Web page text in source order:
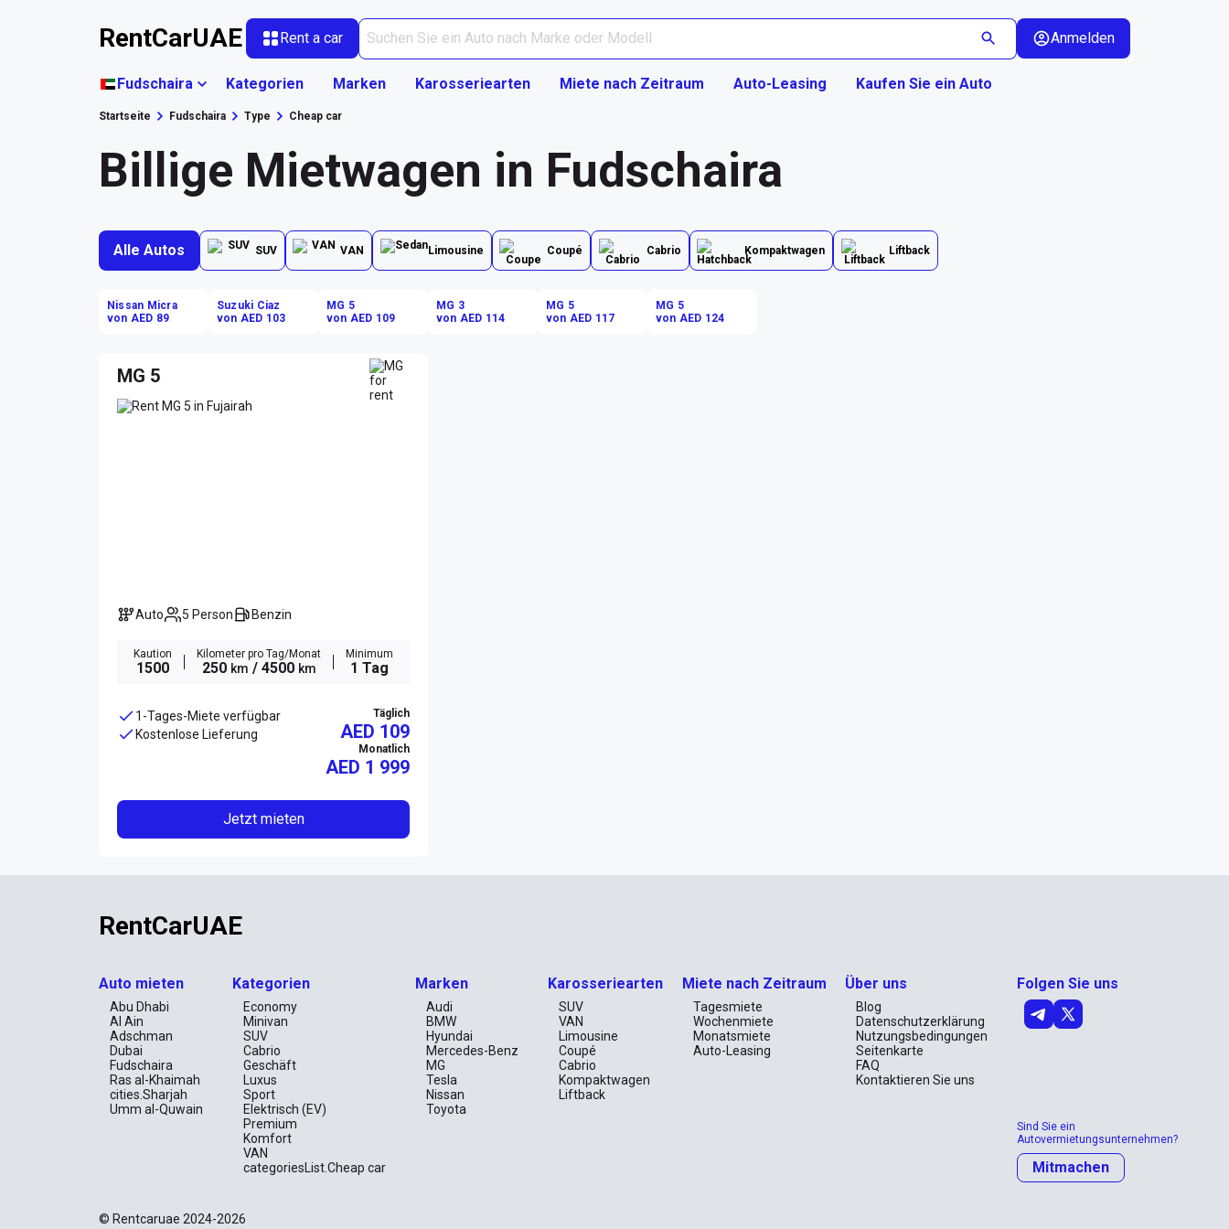
RentCarUAE Rent a car Anmelden
Fudschaira Kategorien Marken Karosseriearten Miete nach Zeitraum Auto-Leasing Kaufen Sie ein Auto
Startseite Fudschaira Type Cheap car
Billige Mietwagen in Fudschaira
Alle Autos SUV VAN Limousine Coupé Cabrio Kompaktwagen Liftback
Nissan Micra
von AED 89
Suzuki Ciaz
von AED 103
MG 5
von AED 109
MG 3
von AED 114
MG 5
von AED 117
MG 5
von AED 124
MG 5
Auto 5 Person Benzin
Kaution
1500
Kilometer pro Tag/Monat
250 km / 4500 km
Minimum
1 Tag
1-Tages-Miete verfügbar
Kostenlose Lieferung
Täglich
AED 109
Monatlich
AED 1 999
Jetzt mieten
RentCarUAE
Auto mieten
Abu Dhabi
Al Ain
Adschman
Dubai
Fudschaira
Ras al-Khaimah
cities.Sharjah
Umm al-Quwain
Kategorien
Economy
Minivan
SUV
Cabrio
Geschäft
Luxus
Sport
Elektrisch (EV)
Premium
Komfort
VAN
categoriesList.Cheap car
Marken
Audi
BMW
Hyundai
Mercedes-Benz
MG
Tesla
Nissan
Toyota
Karosseriearten
SUV
VAN
Limousine
Coupé
Cabrio
Kompaktwagen
Liftback
Miete nach Zeitraum
Tagesmiete
Wochenmiete
Monatsmiete
Auto-Leasing
Über uns
Blog
Datenschutzerklärung
Nutzungsbedingungen
Seitenkarte
FAQ
Kontaktieren Sie uns
Folgen Sie uns
Sind Sie ein
Autovermietungsunternehmen?
Mitmachen
© Rentcaruae 2024-2026